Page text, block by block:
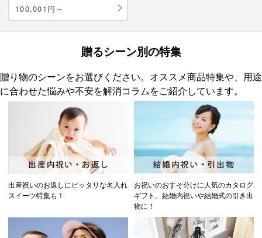
100,001円～
贈るシーン別の特集
贈り物のシーンをお選びください。オススメ商品特集や、用途
に合わせた悩みや不安を解消コラムをご紹介しています。
出産祝いのお返しにピッタリな名入れ
スイーツ特集も！
お祝いのおすそ分けに人気のカタログ
ギフト。結婚内祝いや結婚式の引き出
物に！